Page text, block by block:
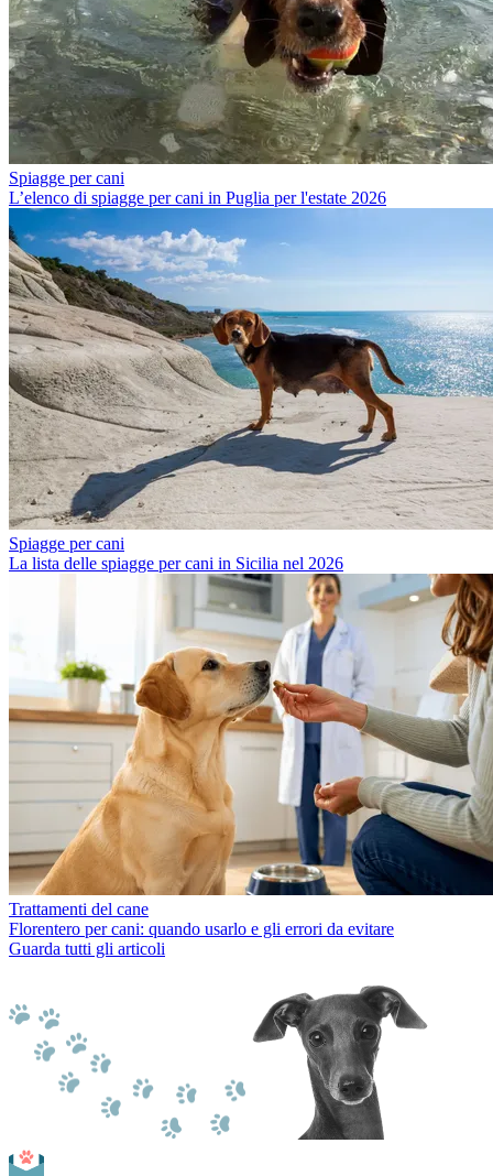
Spiagge per cani
L’elenco di spiagge per cani in Puglia per l'estate 2026
Spiagge per cani
La lista delle spiagge per cani in Sicilia nel 2026
Trattamenti del cane
Florentero per cani: quando usarlo e gli errori da evitare
Guarda tutti gli articoli